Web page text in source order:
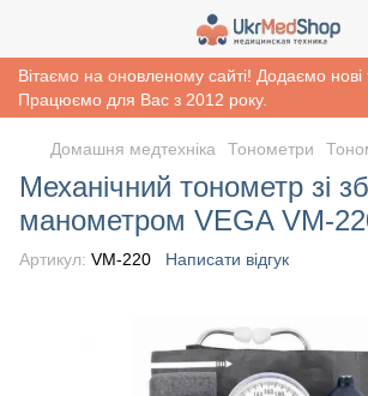
Вітаємо на оновленому сайті! Додаємо
Працюємо для Вас з 2012 року.
Домашня медтехніка Тонометри
Механічний тонометр зі
манометром VEGA VМ-
Артикул: VМ-220 Написати відгук